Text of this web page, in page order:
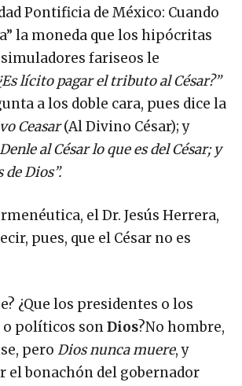
Pontificia de México: Cuando
la moneda que los hipócritas
fariseos le
lícito pagar el tributo al César?”
a los doble cara, pues dice la
Ceasar(Al Divino César); y
Denle al César lo que es del César; y
de Dios”.
el Dr. Jesús Herrera,
pues, que el César no es
¿Que los presidentes o los
o políticos sonDios?No hombre,
pero Dios nunca muere, y
el bonachón del gobernador